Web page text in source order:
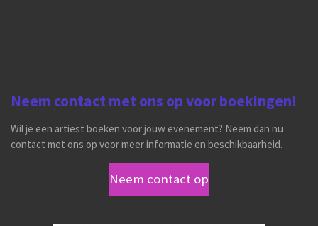
Neem contact met ons op voor boekingen!
Wil je een artiest boeken voor jouw evenement? Neem dan nu
contact met ons op voor meer informatie en beschikbaarheid.
Neem contact op